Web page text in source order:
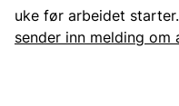
uke før arbeidet
sender inn melding om